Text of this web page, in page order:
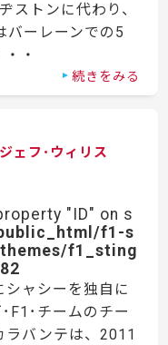
ストンに代わり、
バーレーンでの5
・
続きをみる
ェフ･ウィリス
"ID" on s
f1-s
f1_sting
ャシーを独自に
F1･チームのチー
ラバンテは、2011